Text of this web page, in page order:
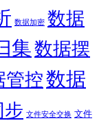
数据加密 数据
集数据摆
管控数据
文件安全交换 文件